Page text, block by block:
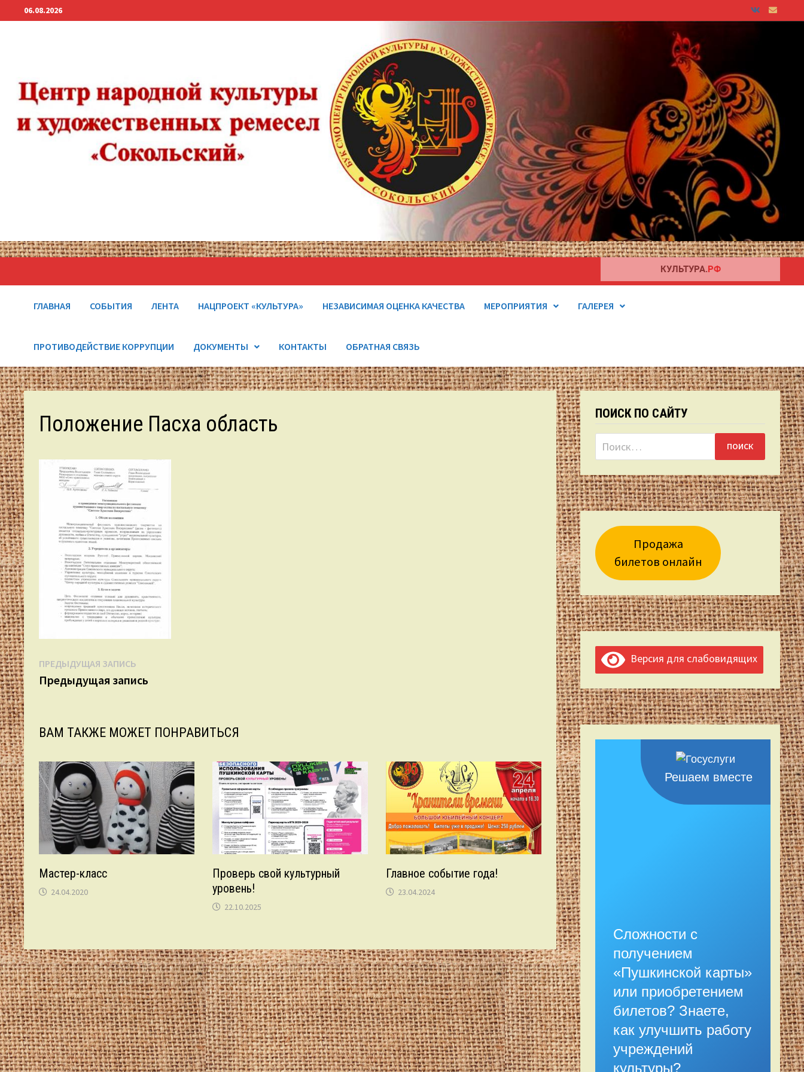
Перейти
к
06.08.2026
ГЛАВНАЯ СОБЫТИЯ ЛЕНТА НАЦПРОЕКТ «КУЛЬТУРА» НЕЗАВИСИМАЯ ОЦЕНКА КАЧЕСТВА МЕРОПРИЯТИЯ ГАЛЕРЕЯ
ПРОТИВОДЕЙСТВИЕ КОРРУПЦИИ ДОКУМЕНТЫ КОНТАКТЫ ОБРАТНАЯ СВЯЗЬ
Положение Пасха область
Навигация
по
ПРЕДЫДУЩАЯ ЗАПИСЬ
запись:
Предыдущая запись
ВАМ ТАКЖЕ МОЖЕТ ПОНРАВИТЬСЯ
Мастер-класс
24.04.2020
Проверь свой культурный
уровень!
22.10.2025
Главное событие года!
23.04.2024
ПОИСК ПО САЙТУ
Найти:
Продажа
билетов онлайн
Версия для слабовидящих
Решаем вместе
Сложности с
получением
«Пушкинской карты»
или приобретением
билетов? Знаете,
как улучшить работу
учреждений
культуры?